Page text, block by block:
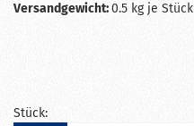
Versandgewicht:0.5 kg je Stück
Stück: